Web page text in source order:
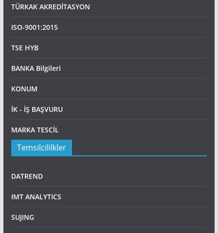
TÜRKAK AKREDİTASYON
ISO-9001:2015
TSE HYB
BANKA Bilgileri
KONUM
İK - İŞ BAŞVURU
MARKA TESCİL
Temsilcililkler
DATREND
IMT ANALYTICS
SUJING